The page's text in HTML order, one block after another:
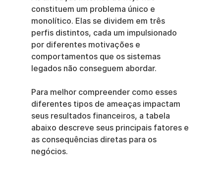
constituem um problema único e
monolítico. Elas se dividem em três
perfis distintos, cada um impulsionado
por diferentes motivações e
comportamentos que os sistemas
legados não conseguem abordar.
Para melhor compreender como esses
diferentes tipos de ameaças impactam
seus resultados financeiros, a tabela
abaixo descreve seus principais fatores e
as consequências diretas para os
negócios.